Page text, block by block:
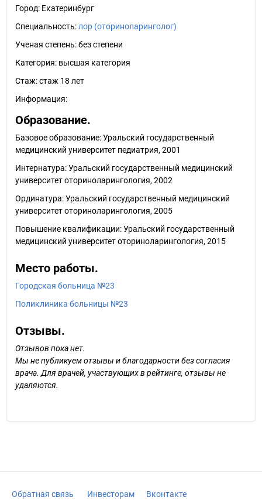
Город: Екатеринбург
Специальность: лор (оториноларинголог)
Ученая степень:без степени
Категория: высшая категория
Стаж:стаж 18 лет
Информация:
Образование.
Базовое образование: Уральский государственный
медицинский университет педиатрия, 2001
Интернатура: Уральский государственный медицинский
университет оториноларингология, 2002
Ординатура: Уральский государственный медицинский
университет оториноларингология, 2005
Повышение квалификации: Уральский государственный
медицинский университет оториноларингология, 2015
Место работы.
Городская больница №23
Поликлиника больницы №23
Отзывы.
Отзывов пока нет.
Мы не публикуем отзывы и благодарности без согласия
врача. Для врачей, участвующих в рейтинге, отзывы не
удаляются.
Обратная связь Инвесторам Вконтакте